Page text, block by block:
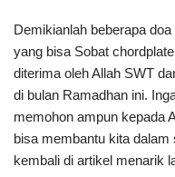
Demikianlah beberapa
yang bisa Sobat
diterima oleh Allah SWT
di bulan Ramadhan ini.
memohon ampun kepada
bisa membantu kita
kembali di artikel menarik